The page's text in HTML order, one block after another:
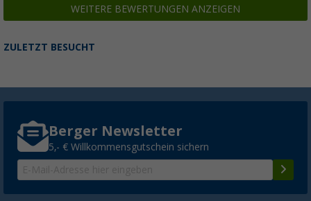
WEITERE BEWERTUNGEN ANZEIGEN
ZULETZT BESUCHT
Berger Newsletter
5,- € Willkommensgutschein sichern